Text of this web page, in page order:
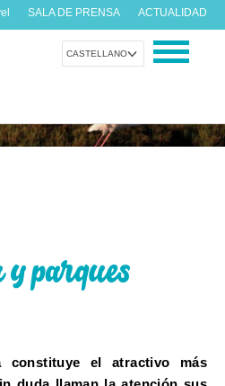
CASTELLANO
SALA DE PRENSA ACTUALIDAD
parques
constituye el atractivo más